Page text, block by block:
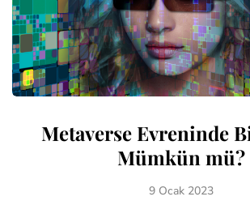
Metaverse Evreninde
Mümkün mü?
9 Ocak 2023